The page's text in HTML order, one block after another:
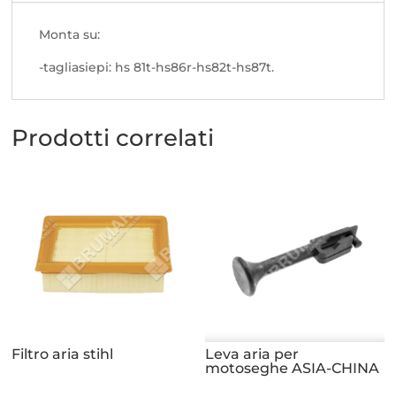
Monta su:
-tagliasiepi: hs 81t-hs86r-hs82t-hs87t.
Prodotti correlati
Filtro aria stihl
Leva aria per
motoseghe ASIA-CHINA